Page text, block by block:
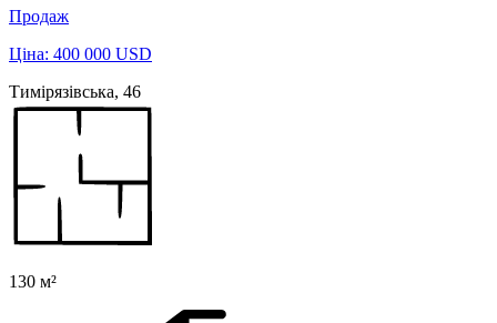
Продаж
Ціна: 400 000 USD
Тимірязівська, 46
130 м²